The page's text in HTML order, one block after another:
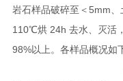
岩石样品破碎至＜ 5mm
110℃烘 24h 去水、灭活
98%以上。各样品概况如